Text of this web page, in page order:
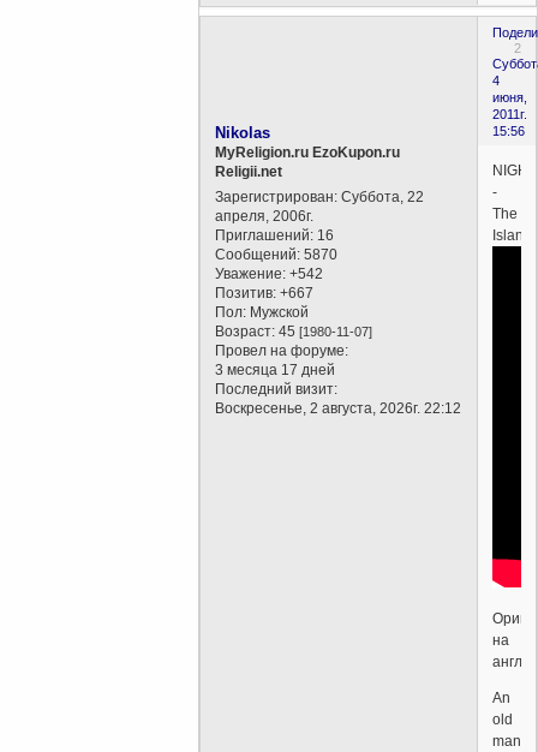
2
4
июня,
2011г.
15:56
Nikolas
MyReligion.ru EzoKupon.ru
Religii.net
Зарегистрирован: Суббота, 22
апреля, 2006г.
Приглашений: 16
Сообщений: 5870
Уважение: +542
Позитив: +667
Пол: Мужской
Возраст: 45[1980-11-07]
Провел на форуме:
3 месяца 17 дней
Последний визит:
Воскресенье, 2 августа, 2026г. 22:12
-
The
на
An
old
man